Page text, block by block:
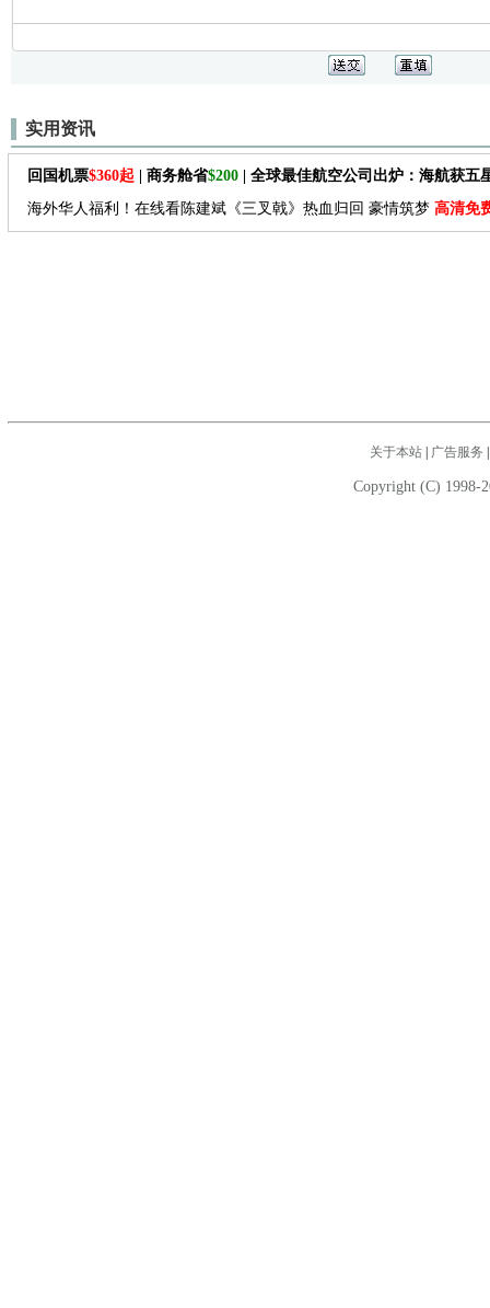
实用资讯
回国机票$360起 | 商务舱省$200 | 全球最佳航空公司出炉：海航获五
海外华人福利！在线看陈建斌《三叉戟》热血归回 豪情筑梦 高清免
关于本站| 广告服务
Copyright (C) 1998-